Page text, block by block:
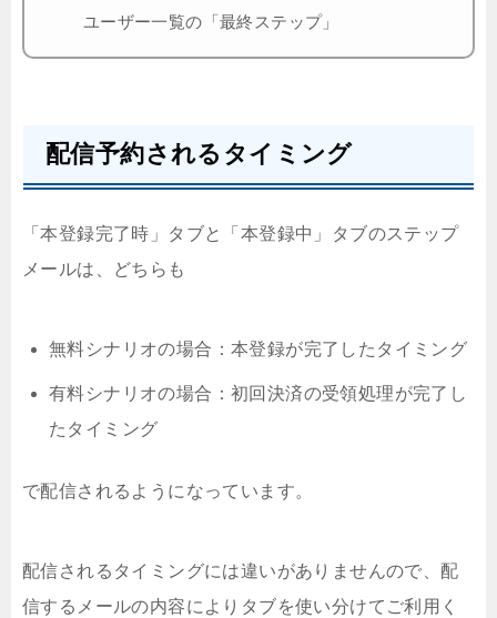
ユーザー一覧の「最終ステップ」
配信予約されるタイミング
「本登録完了時」タブと「本登録中」タブのステップ
メールは、どちらも
無料シナリオの場合：本登録が完了したタイミング
有料シナリオの場合：初回決済の受領処理が完了し
たタイミング
で配信されるようになっています。
配信されるタイミングには違いがありませんので、配
信するメールの内容によりタブを使い分けてご利用く